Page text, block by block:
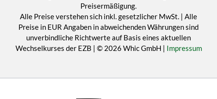
Preisermäßigung.
Alle Preise verstehen sich inkl. gesetzlicher MwSt. | Alle
Preise in EUR Angaben in abweichenden Währungen sind
unverbindliche Richtwerte auf Basis eines aktuellen
Wechselkurses der EZB | © 2026 Whic GmbH | Impressum